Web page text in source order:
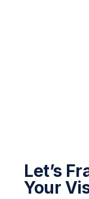
Let’s
Your